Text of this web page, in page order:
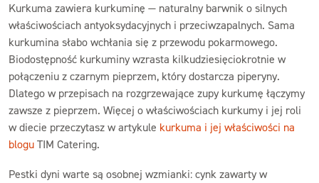
Kurkuma zawiera kurkuminę — naturalny barwnik o silnych
właściwościach antyoksydacyjnych i przeciwzapalnych. Sama
kurkumina słabo wchłania się z przewodu pokarmowego.
Biodostępność kurkuminy wzrasta kilkudziesięciokrotnie w
połączeniu z czarnym pieprzem, który dostarcza piperyny.
Dlatego w przepisach na rozgrzewające zupy kurkumę łączymy
zawsze z pieprzem. Więcej o właściwościach kurkumy i jej roli
w diecie przeczytasz w artykule kurkuma i jej właściwości na
blogu TIM Catering.
Pestki dyni warte są osobnej wzmianki: cynk zawarty w